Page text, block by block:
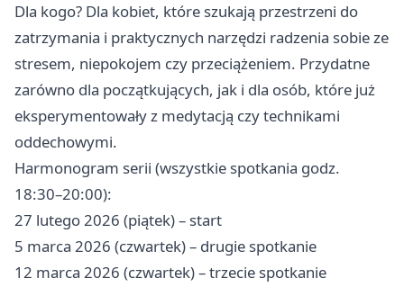
Dla kogo? Dla kobiet, które szukają przestrzeni do
zatrzymania i praktycznych narzędzi radzenia sobie ze
stresem, niepokojem czy przeciążeniem. Przydatne
zarówno dla początkujących, jak i dla osób, które już
eksperymentowały z medytacją czy technikami
oddechowymi.
Harmonogram serii (wszystkie spotkania godz.
18:30–20:00):
27 lutego 2026 (piątek) – start
5 marca 2026 (czwartek) – drugie spotkanie
12 marca 2026 (czwartek) – trzecie spotkanie